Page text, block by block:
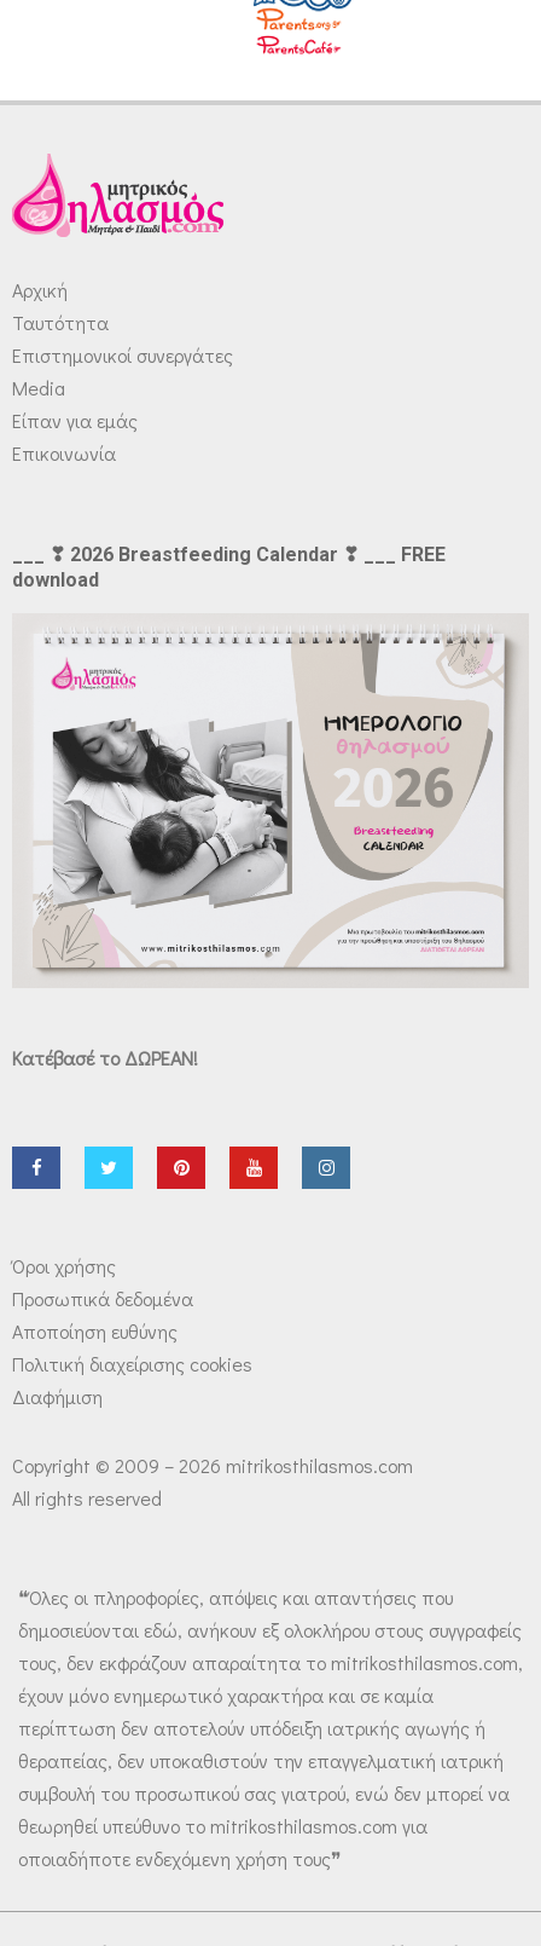
Αρχική
Ταυτότητα
Επιστημονικοί συνεργάτες
Media
Είπαν για εμάς
Επικοινωνία
___ ❣ 2026 Breastfeeding Calendar ❣ ___ FREE
download
Κατέβασέ το ΔΩΡΕΑΝ!
Όροι χρήσης
Προσωπικά δεδομένα
Αποποίηση ευθύνης
Πολιτική διαχείρισης cookies
Διαφήμιση
Copyright © 2009 – 2026 mitrikosthilasmos.com
All rights reserved
❝Όλες οι πληροφορίες, απόψεις και απαντήσεις που
δημοσιεύονται εδώ, ανήκουν εξ ολοκλήρου στους συγγραφείς
τους, δεν εκφράζουν απαραίτητα το mitrikosthilasmos.com,
έχουν μόνο ενημερωτικό χαρακτήρα και σε καμία
περίπτωση δεν αποτελούν υπόδειξη ιατρικής αγωγής ή
θεραπείας, δεν υποκαθιστούν την επαγγελματική ιατρική
συμβουλή του προσωπικού σας γιατρού, ενώ δεν μπορεί να
θεωρηθεί υπεύθυνο το mitrikosthilasmos.com για
οποιαδήποτε ενδεχόμενη χρήση τους❞